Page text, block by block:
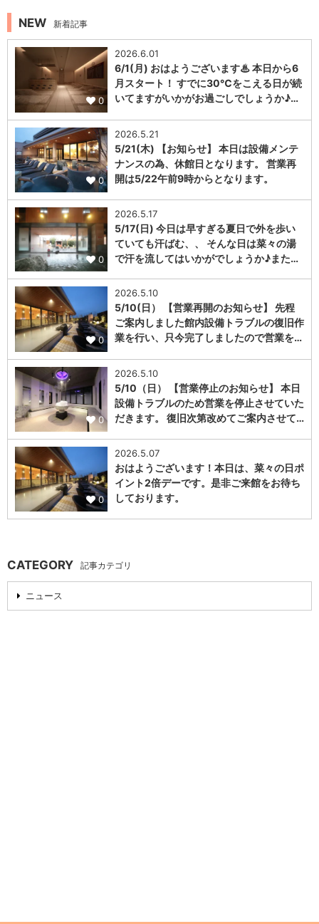
NEW 新着記事
0
2026.6.01
6/1(月) おはようございます♨ 本日から6
月スタート！ すでに30℃をこえる日が続
いてますがいかがお過ごしでしょうか♪…
0
2026.5.21
5/21(木) 【お知らせ】 本日は設備メンテ
ナンスの為、休館日となります。 営業再
開は5/22午前9時からとなります。
0
2026.5.17
5/17(日) 今日は早すぎる夏日で外を歩い
ていても汗ばむ、、 そんな日は菜々の湯
で汗を流してはいかがでしょうか♪また…
0
2026.5.10
5/10(日） 【営業再開のお知らせ】 先程
ご案内しました館内設備トラブルの復旧作
業を行い、只今完了しましたので営業を…
0
2026.5.10
5/10（日） 【営業停止のお知らせ】 本日
設備トラブルのため営業を停止させていた
だきます。 復旧次第改めてご案内させて…
0
2026.5.07
おはようございます！本日は、菜々の日ポ
イント2倍デーです。是非ご来館をお待ち
しております。
CATEGORY 記事カテゴリ
ニュース